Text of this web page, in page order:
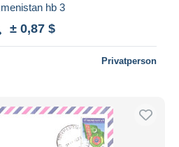
hb 3
± 0,87 $
Privatperson